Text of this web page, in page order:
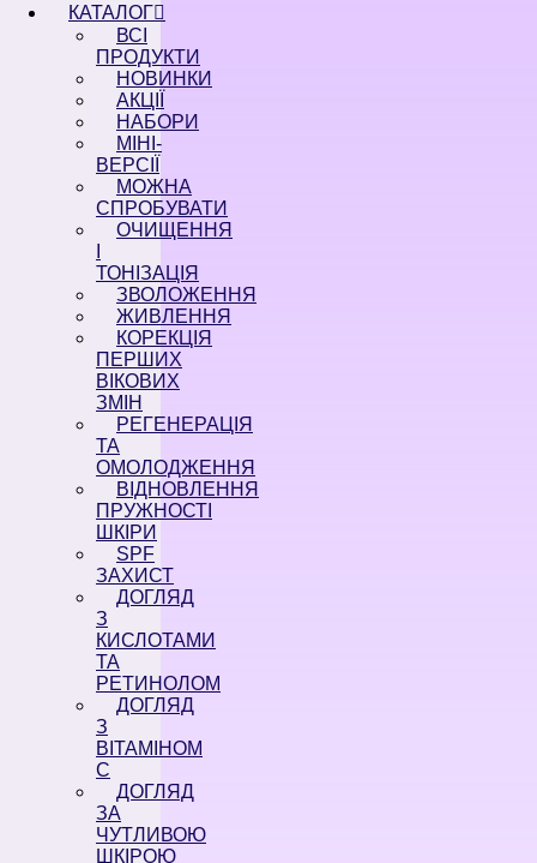
КАТАЛОГ
ВСІ
ПРОДУКТИ
НОВИНКИ
АКЦІЇ
НАБОРИ
МІНІ-
ВЕРСІЇ
МОЖНА
СПРОБУВАТИ
ОЧИЩЕННЯ
ТОНІЗАЦІЯ
ЗВОЛОЖЕННЯ
ЖИВЛЕННЯ
КОРЕКЦІЯ
ПЕРШИХ
ВІКОВИХ
ЗМІН
РЕГЕНЕРАЦІЯ
ТА
ОМОЛОДЖЕННЯ
ВІДНОВЛЕННЯ
ПРУЖНОСТІ
ШКІРИ
SPF
ЗАХИСТ
ДОГЛЯД
З
КИСЛОТАМИ
ТА
РЕТИНОЛОМ
ДОГЛЯД
З
ВІТАМІНОМ
С
ДОГЛЯД
ЗА
ЧУТЛИВОЮ
ШКІРОЮ